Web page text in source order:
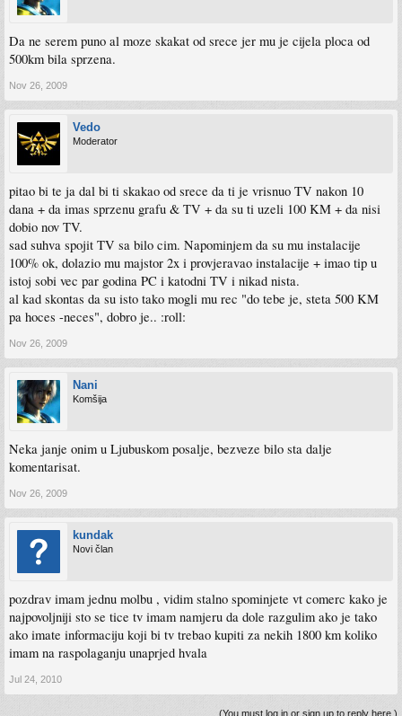
Da ne serem puno al moze skakat od srece jer mu je cijela ploca od
500km bila sprzena.
Nov 26, 2009
Vedo
Moderator
pitao bi te ja dal bi ti skakao od srece da ti je vrisnuo TV nakon 10
dana + da imas sprzenu grafu & TV + da su ti uzeli 100 KM + da nisi
dobio nov TV.
sad suhva spojit TV sa bilo cim. Napominjem da su mu instalacije
100% ok, dolazio mu majstor 2x i provjeravao instalacije + imao tip u
istoj sobi vec par godina PC i katodni TV i nikad nista.
al kad skontas da su isto tako mogli mu rec "do tebe je, steta 500 KM
pa hoces -neces", dobro je.. :roll:
Nov 26, 2009
Nani
Komšija
Neka janje onim u Ljubuskom posalje, bezveze bilo sta dalje
komentarisat.
Nov 26, 2009
kundak
Novi član
pozdrav imam jednu molbu , vidim stalno spominjete vt comerc kako je
najpovoljniji sto se tice tv imam namjeru da dole razgulim ako je tako
ako imate informaciju koji bi tv trebao kupiti za nekih 1800 km koliko
imam na raspolaganju unaprjed hvala
Jul 24, 2010
(You must log in or sign up to reply here.)